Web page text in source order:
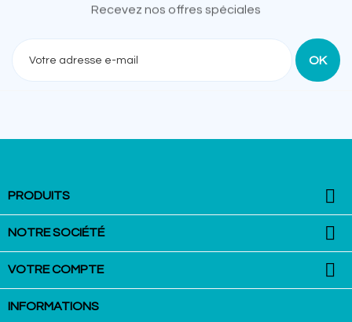
Recevez nos offres spéciales
PRODUITS 
NOTRE SOCIÉTÉ 
VOTRE COMPTE 
INFORMATIONS